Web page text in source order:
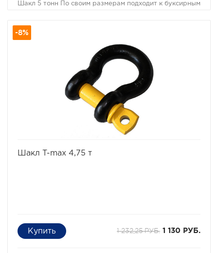
Шакл 5 тонн По своим размерам подходит к буксирным
массой до 3000 кг.
Трос для выдёргивания машины из засады. Трос имеет
незначительный динамический эффект,
обеспечивающий смягчение рывка, в то же время
обеспечивающий относительный высокий уровень
безопасности при обрывах.
-8%
Шакл T-max 4,75 т
1 232,25 РУБ. 1 130 РУБ.